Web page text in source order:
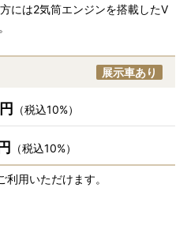
には2気筒エンジンを搭載したV
展示車あり
（税込10%）
（税込10%）
用いただけます。